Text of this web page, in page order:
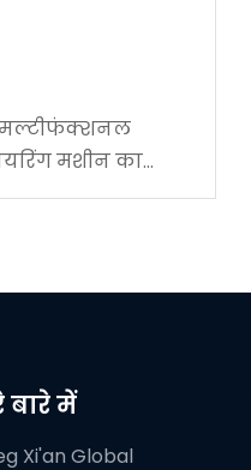
मल्टीफंक्शनल
मशीन का
बारे में
Xi'an Global